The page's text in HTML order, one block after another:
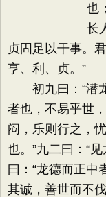
也
长
贞固足以干事。
亨、利、贞。”
初九曰：“潜龙
者也，不易乎世
闷，乐则行之，
也。”九二曰：“
曰：“龙德而正中
其诚，善世而不